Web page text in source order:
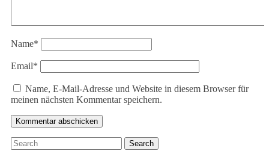
Name*
Email*
Name, E-Mail-Adresse und Website in diesem Browser für
meinen nächsten Kommentar speichern.